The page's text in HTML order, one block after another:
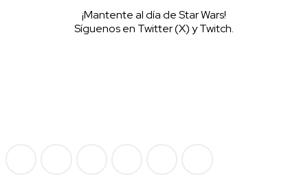
¡Mantente al día de Star Wars!
Síguenos en Twitter (X) y Twitch.